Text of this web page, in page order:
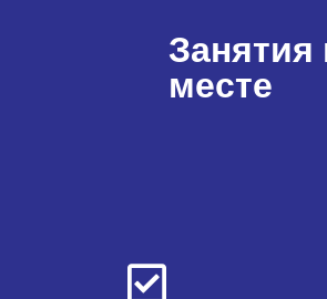
Занятия
месте